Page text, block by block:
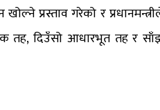
प्रस्ताव गरेको र
तह, दिउँसो आधारभूत तह र